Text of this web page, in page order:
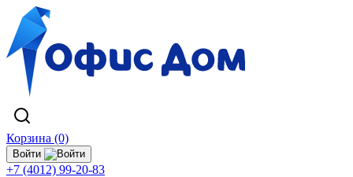
Корзина (0)
Войти
+7 (4012) 99-20-83